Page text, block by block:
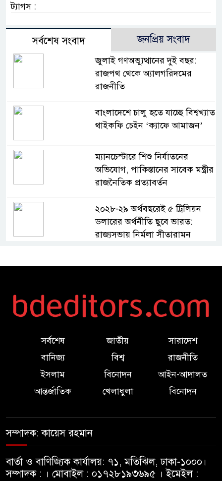
ট্যাগস :
সর্বশেষ সংবাদ জনপ্রিয় সংবাদ
জুলাই গণঅভ্যুত্থানের দুই বছর:
রাজপথ থেকে অ্যালগরিদমের
রাজনীতি
বাংলাদেশে চালু হতে যাচ্ছে বিশ্বখ্যাত
থাইকফি চেইন ‘ক্যাফে আমাজন’
ম্যানচেস্টারে শিশু নির্যাতনের
অভিযোগ, পাকিস্তানের সাবেক মন্ত্রীর
রাজনৈতিক প্রত্যাবর্তন
২০২৮-২৯ অর্থবছরেই ৫ ট্রিলিয়ন
ডলারের অর্থনীতি ছুবে ভারত:
রাজ্যসভায় নির্মলা সীতারামন
খান্দুরা দরবার শরীফে ‘ওজিফায়ে
আনসার-ভিডিপি উন্নয়ন ব্যাংকে
অনলাইন কোর ব্যাংকিং সল্যুশন
সভা অতিসম্প্রতি ঢাকায় অনুষ্ঠিত
১ কোটির যন্ত্রাংশ ৮ কোটি!!না
সর্বশেষ জাতীয়
সারাদেশ
বানিজ্য
বিশ্ব
রাজনীতি
ইসলাম
বিনোদন
আইন-আদালত
আন্তর্জাতিক
খেলাধুলা বিনোদন
সম্পাদক: কায়েস রহমান
বার্তা ও বাণিজ্যিক কার্যালয়: ৭১, মতিঝিল, ঢাকা-১০০০।
সম্পাদক : । মোবাইল : ০১৭২৮১৯৩৬৯৫ । ইমেইল :